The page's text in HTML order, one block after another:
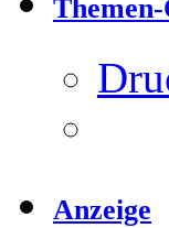
Anzeige